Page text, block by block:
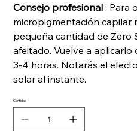
Consejo profesional : Para
micropigmentación capilar
pequeña cantidad de Zero
afeitado. Vuelve a
3-4 horas. Notarás el
solar al instante.
Cantidad